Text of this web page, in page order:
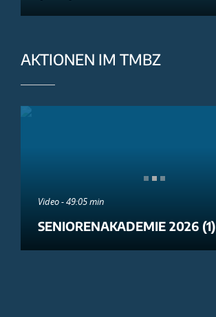
AKTIONEN IM TMBZ
Video - 49:05 min
SENIORENAKADEMIE 2026 (1)